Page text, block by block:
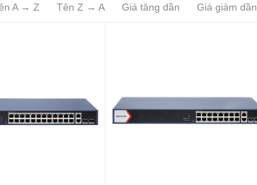
A → Z Tên Z → A Giá tăng dần Giá giảm dần